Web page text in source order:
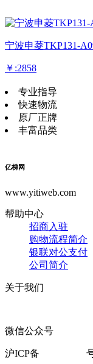
宁波申菱TKP131-
￥:2858
专业指导
快速物流
原厂正牌
丰富品类
亿梯网
www.yitiweb.com
帮助中心
招商入驻
购物流程简介
银联对公支付
公司简介
关于我们
微信公众号
沪ICP备